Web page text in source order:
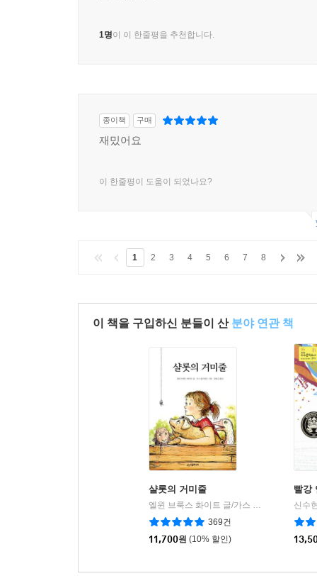
1명이 이 한줄평을 추천합니다.
종이책 구매
재밌어요
이 한줄평이 도움이 되었나요?
1 2 3 4 5 6 7 8
이 책을 구입하신 분들이 산 분야 연관 책
샬롯의 거미줄
엘윈 브룩스 화이트 글/가스 윌리엄즈 그림/김화곤 역
369건
11,700원 (10% 할인)
빨강
신수